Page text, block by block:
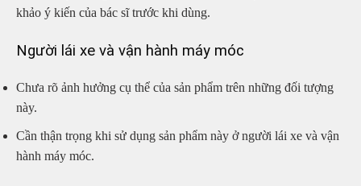
khảo ý kiến của bác sĩ trước khi dùng.
Người lái xe và vận hành máy móc
Chưa rõ ảnh hưởng cụ thể của sản phẩm trên những đối tượng
này.
Cần thận trọng khi sử dụng sản phẩm này ở người lái xe và vận
hành máy móc.